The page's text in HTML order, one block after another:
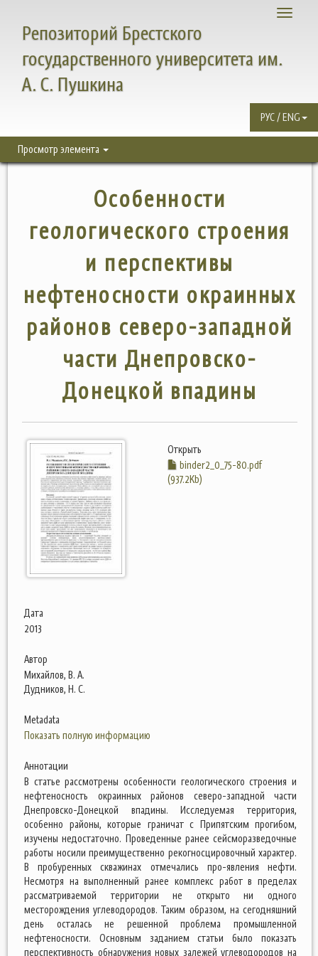
Toggle
Репозиторий Брестского
государственного университета им.
А. С. Пушкина
РУС / ENG
Просмотр элемента
Особенности
геологического строения
и перспективы
нефтеносности окраинных
районов северо-западной
части Днепровско-
Донецкой впадины
Открыть
binder2_0_75-80.pdf
(937.2Kb)
Дата
2013
Автор
Михайлов, В. А.
Дудников, Н. С.
Metadata
Показать полную информацию
Аннотации
В статье рассмотрены особенности геологического строения и
нефтеносность окраинных районов северо-западной части
Днепровско-Донецкой впадины. Исследуемая территория,
особенно районы, которые граничат с Припятским прогибом,
изучены недостаточно. Проведенные ранее сейсморазведочные
работы носили преимущественно рекогносцировочный характер.
В пробуренных скважинах отмечались про-явления нефти.
Несмотря на выполненный ранее комплекс работ в пределах
рассматриваемой территории не открыто ни одного
месторождения углеводородов. Таким образом, на сегодняшний
день осталась не решенной проблема промышленной
нефтеносности. Основным заданием статьи было показать
перспективность обнаружения новых залежей углеводородов на